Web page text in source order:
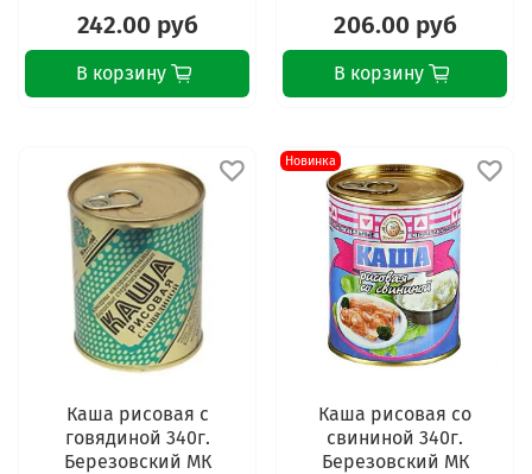
242.00 руб
В корзину
206.00 руб
В корзину
Каша рисовая с
говядиной 340г.
Березовский МК
Новинка
Каша рисовая со
свининой 340г.
Березовский МК